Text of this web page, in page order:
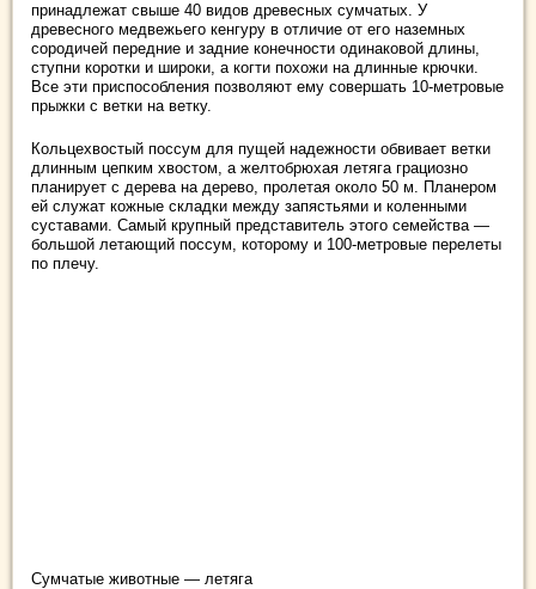
принадлежат свыше 40 видов древесных сумчатых. У
древесного медвежьего кенгуру в отличие от его наземных
сородичей передние и задние конечности одинаковой длины,
ступни коротки и широки, а когти похожи нa длинные крючки.
Все эти приспособления позволяют ему совершать 10-метровые
прыжки с ветки на ветку.
Кольцехвостый поссум для пущей надежности обвивает ветки
длинным цепким хвостом, а желтобрюхая летяга грациозно
планирует с дерева нa дерево, пролетая около 50 м. Планером
ей служат кожные складки между зaпястьями и коленными
суставами. Самый крупный представитель этого семейства —
большой летающий поссум, которому и 100-метровые перелеты
по плечу.
Сумчатые животные — летяга